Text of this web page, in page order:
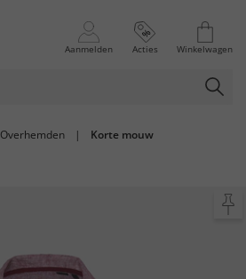
Aanmelden Acties Winkelwagen
Overhemden | Korte mouw